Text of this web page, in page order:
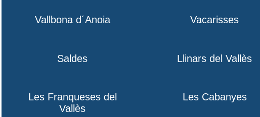
Vallbona d´Anoia Vacarisses
Saldes Llinars del Vallès
Les Franqueses del
Vallès
Les Cabanyes